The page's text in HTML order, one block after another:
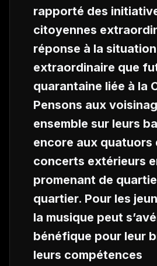
rapporté des
citoyennes
réponse à la
extraordinaire que
quarantaine liée à la
Pensons aux
ensemble sur leurs
encore aux quatuors
concerts extérieurs
promenant de
quartier. Pour les
la musique peut
bénéfique pour leur
leurs compétences